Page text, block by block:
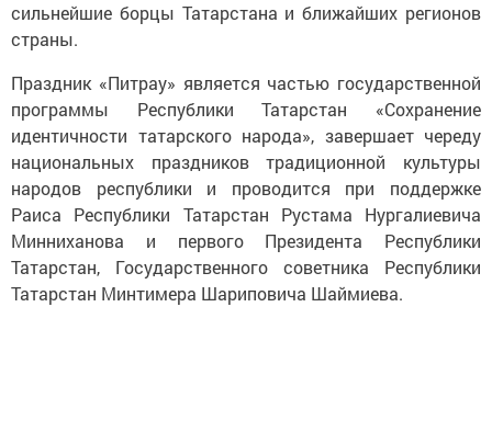
сильнейшие борцы Татарстана и ближайших регионов
страны.
Праздник «Питрау» является частью государственной
программы Республики Татарстан «Сохранение
идентичности татарского народа», завершает череду
национальных праздников традиционной культуры
народов республики и проводится при поддержке
Раиса Республики Татарстан Рустама Нургалиевича
Минниханова и первого Президента Республики
Татарстан, Государственного советника Республики
Татарстан Минтимера Шариповича Шаймиева.